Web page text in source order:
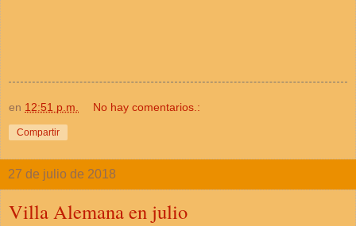
en 12:51 p.m. No hay comentarios.:
Compartir
27 de julio de 2018
Villa Alemana en julio